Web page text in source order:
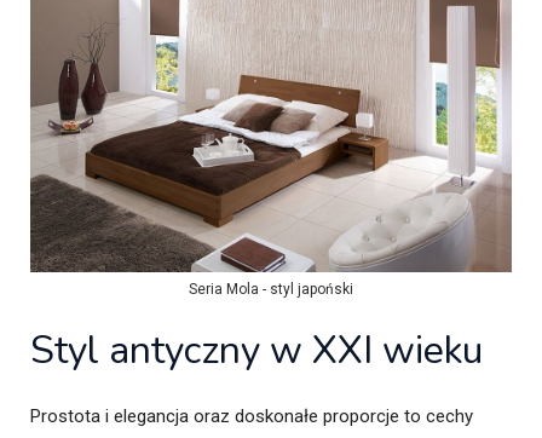
Seria Mola - styl japoński
Styl antyczny w XXI wieku
Prostota i elegancja oraz doskonałe proporcje to cechy